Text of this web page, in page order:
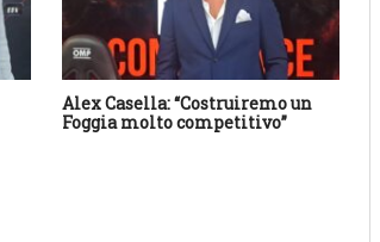
Alex Casella: “Costruiremo un
Foggia molto competitivo”